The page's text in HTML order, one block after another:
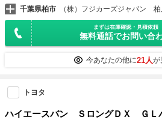
千葉県柏市 （株）フジカーズジャパン
まずは在庫確認・見積依頼
無料通話でお問い合
今あなたの他に21人が
トヨタ
ハイエースバン ＳロングＤＸ ＧＬ